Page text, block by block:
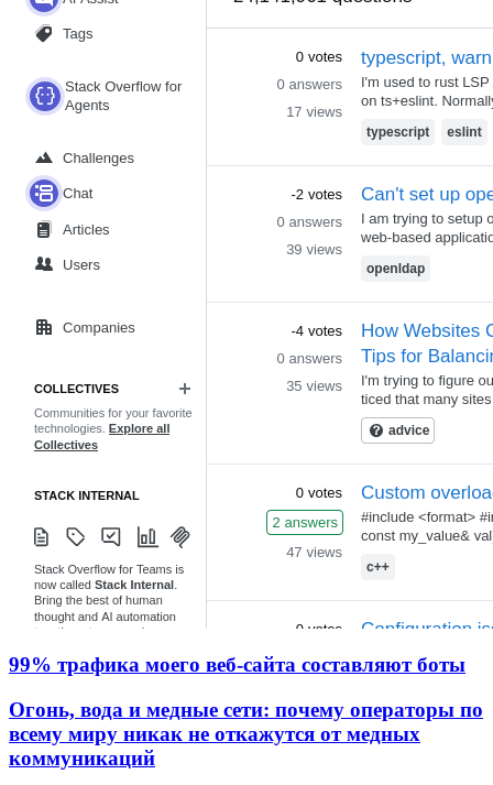
99% трафика моего веб‑сайта составляют боты
Огонь, вода и медные сети: почему операторы по
всему миру никак не откажутся от медных
коммуникаций